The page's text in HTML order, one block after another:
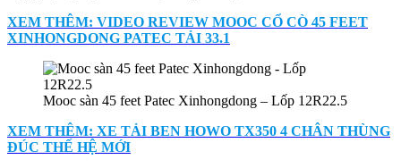
XEM THÊM: VIDEO REVIEW MOOC CỔ CÒ 45 FEET
XINHONGDONG PATEC TẢI 33.1
Mooc sàn 45 feet Patec Xinhongdong – Lốp 12R22.5
XEM THÊM: XE TẢI BEN HOWO TX350 4 CHÂN THÙNG
ĐÚC THẾ HỆ MỚI